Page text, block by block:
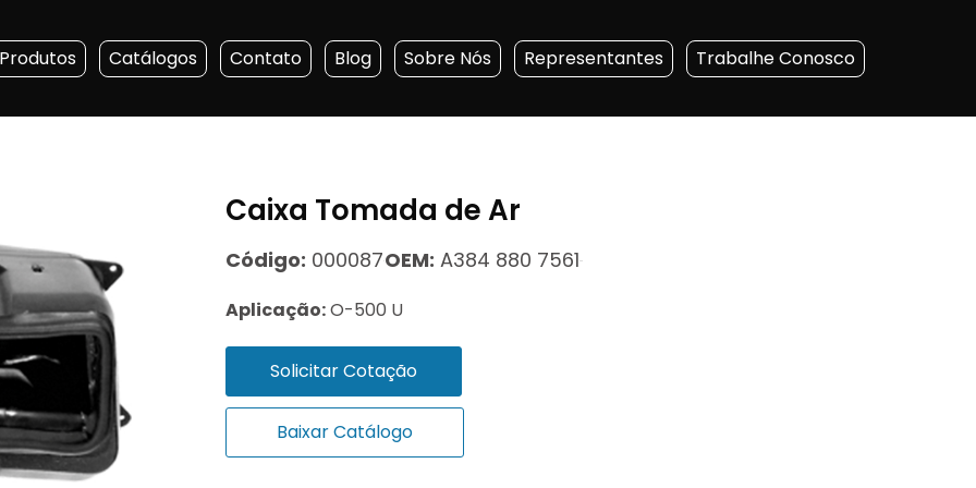
Produtos Catálogos Contato Blog Sobre Nós Representantes Trabalhe Conosco
Caixa Tomada de Ar
Código: 000087OEM: A384 880 7561
Aplicação:O-500 U
Solicitar Cotação
Baixar Catálogo